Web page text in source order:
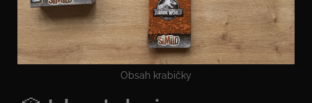
Obsah krabičky